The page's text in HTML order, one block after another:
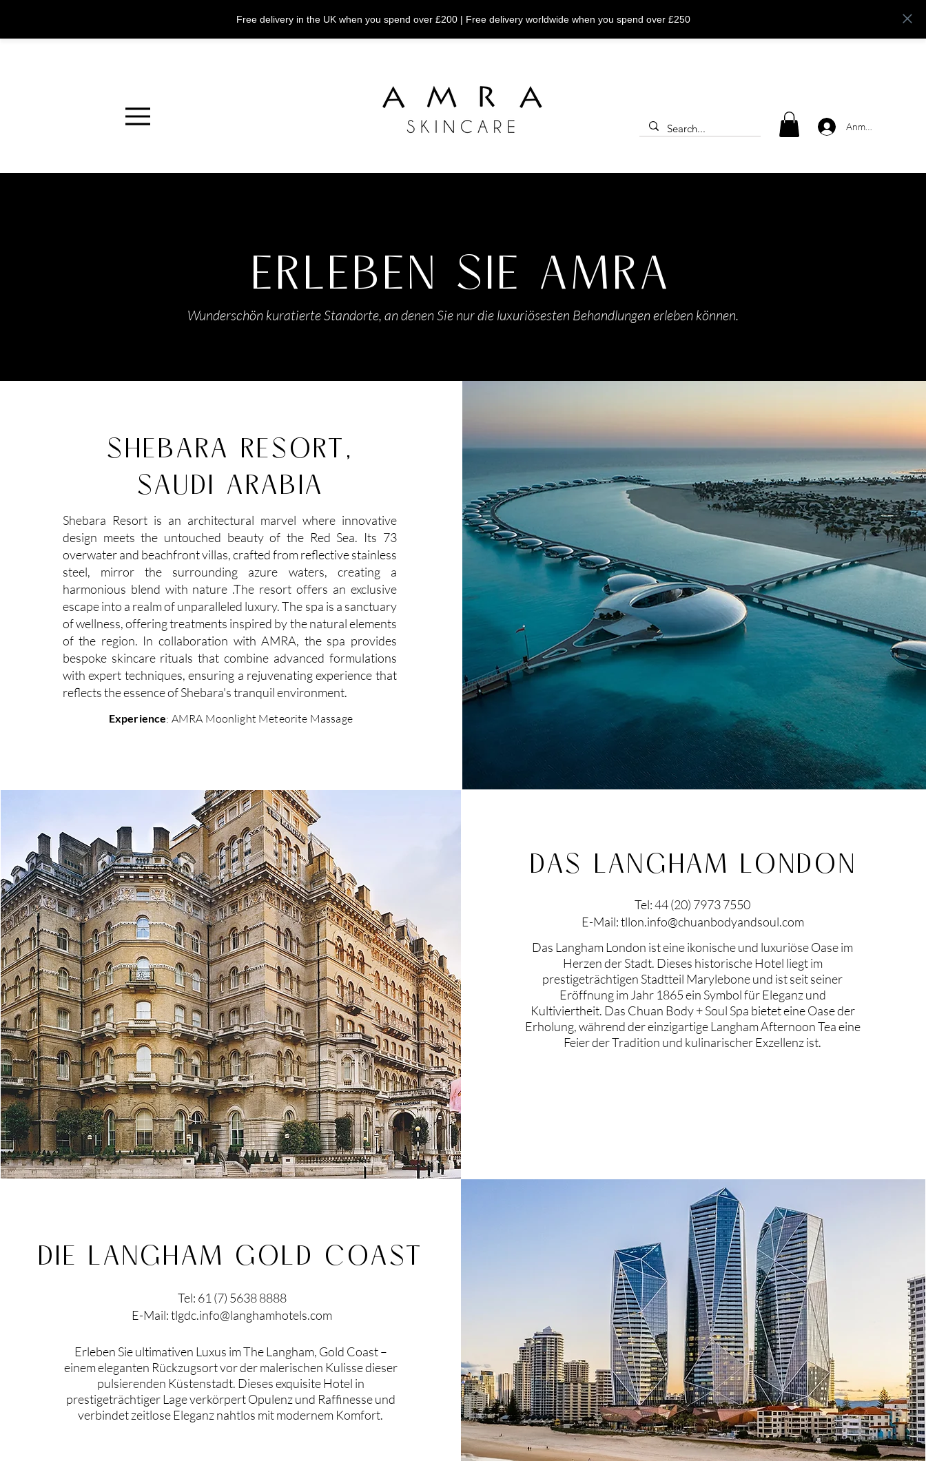
Free delivery in the UK when you spend over £200 | Free delivery worldwide when you spend over £250
Anmelden
ERLEBEN SIE AMRA
Wunderschön kuratierte Standorte, an denen Sie nur die luxuriösesten Behandlungen erleben können.
SHEBARA RESORT,
SAUDI ARABIA
Shebara Resort is an architectural marvel where innovative
design meets the untouched beauty of the Red Sea. Its 73
overwater and beachfront villas, crafted from reflective stainless
steel, mirror the surrounding azure waters, creating a
harmonious blend with nature .The resort offers an exclusive
escape into a realm of unparalleled luxury. The spa is a sanctuary
of wellness, offering treatments inspired by the natural elements
of the region. In collaboration with AMRA, the spa provides
bespoke skincare rituals that combine advanced formulations
with expert techniques, ensuring a rejuvenating experience that
reflects the essence of Shebara's tranquil environment.
Experience: AMRA Moonlight Meteorite Massage
DAS LANGHAM LONDON
Tel: 44 (20) 7973 7550
E-Mail:tllon.info@chuanbodyandsoul.com
Das Langham London ist eine ikonische und luxuriöse Oase im
Herzen der Stadt. Dieses historische Hotel liegt im
prestigeträchtigen Stadtteil Marylebone und ist seit seiner
Eröffnung im Jahr 1865 ein Symbol für Eleganz und
Kultiviertheit. Das Chuan Body + Soul Spa bietet eine Oase der
Erholung, während der einzigartige Langham Afternoon Tea eine
Feier der Tradition und kulinarischer Exzellenz ist.
DIE LANGHAM GOLD COAST
Tel: 61 (7) 5638 8888
E-Mail:tlgdc.info@langhamhotels.com
Erleben Sie ultimativen Luxus im The Langham, Gold Coast –
einem eleganten Rückzugsort vor der malerischen Kulisse dieser
pulsierenden Küstenstadt. Dieses exquisite Hotel in
prestigeträchtiger Lage verkörpert Opulenz und Raffinesse und
verbindet zeitlose Eleganz nahtlos mit modernem Komfort.